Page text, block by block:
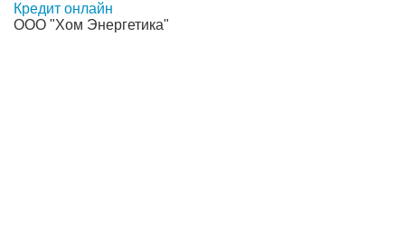
Кредит онлайн
ООО "Хом Энергетика"